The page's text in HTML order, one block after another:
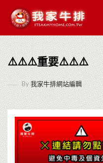
⚠️⚠️⚠️重要⚠️⚠️⚠️
By我家牛排網站編輯